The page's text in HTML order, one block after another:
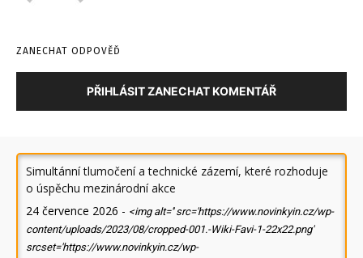
ZANECHAT ODPOVĚĎ
PŘIHLÁSIT ZANECHAT KOMENTÁŘ
Simultánní tlumočení a technické zázemí, které rozhoduje
o úspěchu mezinárodní akce
24 července 2026 - <img alt='' src='https://www.novinkyin.cz/wp-
content/uploads/2023/08/cropped-001.-Wiki-Favi-1-22x22.png'
srcset='https://www.novinkyin.cz/wp-